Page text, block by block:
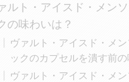
ルト・アイスド・メン
の味わいは？
ヴァルト・アイスド・メン
ックのカプセルを潰す前の
ヴァルト・アイスド・メン